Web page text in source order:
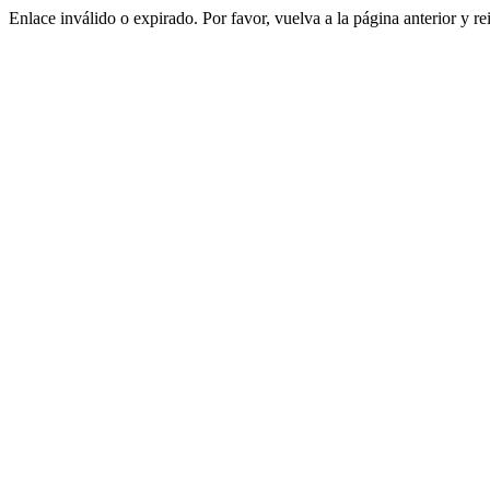
Enlace inválido o expirado. Por favor, vuelva a la página anterior y